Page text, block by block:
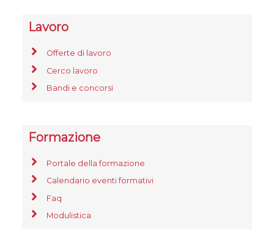
Lavoro
Offerte di lavoro
Cerco lavoro
Bandi e concorsi
Formazione
Portale della formazione
Calendario eventi formativi
Faq
Modulistica